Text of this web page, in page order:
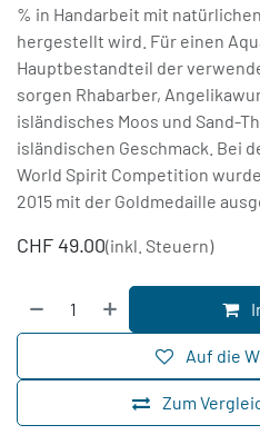
% in Handarbeit mit
hergestellt wird. Für einen
Hauptbestandteil der
sorgen Rhabarber,
isländisches Moos und Sand-
isländischen Geschmack. Bei
World Spirit Competition
2015 mit der Goldmedaille
CHF 49.00(inkl. Steuern)
Zum
Auf die